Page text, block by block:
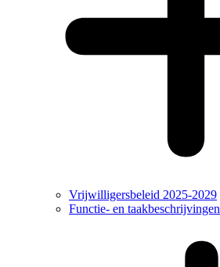
Vrijwilligersbeleid 2025-2029
Functie- en taakbeschrijvingen